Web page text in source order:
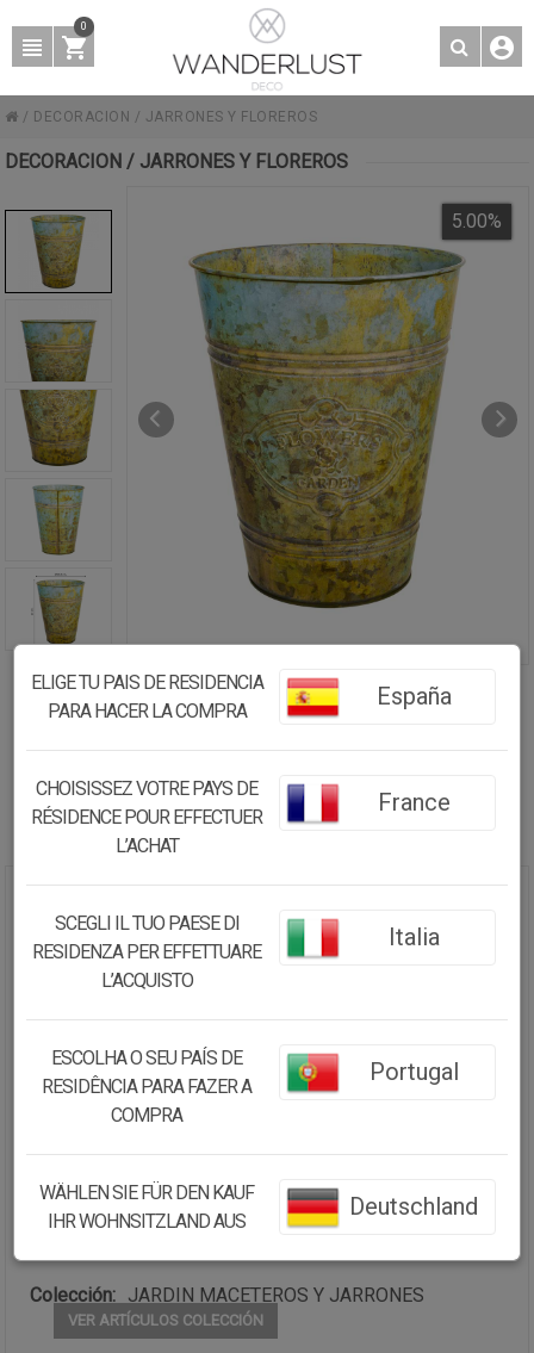
0
/ DECORACION / JARRONES Y FLOREROS
DECORACION / JARRONES Y FLOREROS
JARRÓN DE METAL VERDE
D20.5X25 B:13
5.00%
13.10€
Cantidad:
CONTINUAR COMPRANDO
Colección: JARDIN MACETEROS Y JARRONES
VER ARTÍCULOS COLECCIÓN
ELIGE TU PAIS DE RESIDENCIA
PARA HACER LA COMPRA
España
CHOISISSEZ VOTRE PAYS DE
RÉSIDENCE POUR EFFECTUER
L’ACHAT
France
SCEGLI IL TUO PAESE DI
RESIDENZA PER EFFETTUARE
L’ACQUISTO
Italia
ESCOLHA O SEU PAÍS DE
RESIDÊNCIA PARA FAZER A
COMPRA
Portugal
WÄHLEN SIE FÜR DEN KAUF
IHR WOHNSITZLAND AUS
Deutschland